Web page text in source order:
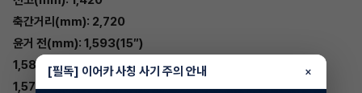
축간거리(mm): 2,720
윤거 전(mm): 1,593(15″)
1,585(16″)
1,579(17″)
[필독] 이어카 사칭 사기 주의 안내 ×